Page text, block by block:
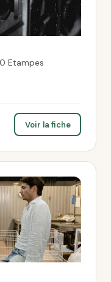
Etampes
Voir la fiche